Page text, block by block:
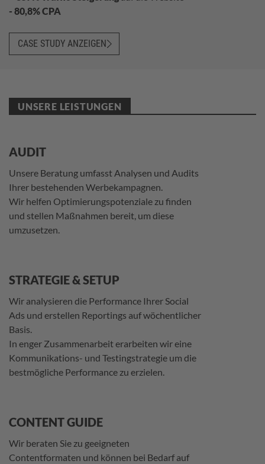
- 80,8% CPA
CASE STUDY ANZEIGEN
UNSERE LEISTUNGEN
AUDIT
Unsere Beratung umfasst Analysen und Audits
Ihrer bestehenden Werbekampagnen.
Wir helfen Optimierungspotenziale zu finden
und stellen Maßnahmen bereit, um diese
umzusetzen.
STRATEGIE & SETUP
Wir analysieren die Performance Ihrer Social
Ads und erstellen Reportings auf wöchentlicher
Basis.
In enger Zusammenarbeit erarbeiten wir eine
Kommunikations- und Testingstrategie um die
bestmögliche Performance zu erzielen.
CONTENT GUIDE
Wir beraten Sie zu geeigneten
Contentformaten und können bei Bedarf auf